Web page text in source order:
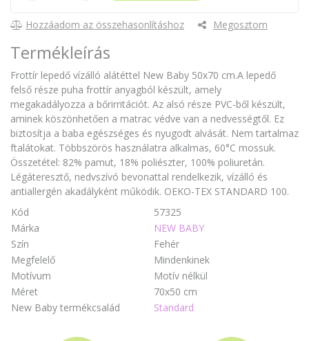
Hozzáadom az összehasonlításhoz Megosztom
Termékleírás
Frottír lepedő vízálló alátéttel New Baby 50x70 cm.A lepedő
felső része puha frottír anyagból készült, amely
megakadályozza a bőrirritációt. Az alsó része PVC-ből készült,
aminek köszönhetően a matrac védve van a nedvességtől. Ez
biztosítja a baba egészséges és nyugodt alvását. Nem tartalmaz
ftalátokat. Többszörös használatra alkalmas, 60°C mossuk.
Összetétel: 82% pamut, 18% poliészter, 100% poliuretán.
Légáteresztő, nedvszívó bevonattal rendelkezik, vízálló és
antiallergén akadályként működik. OEKO-TEX STANDARD 100.
Kód
57325
Márka
NEW BABY
Szín
Fehér
Megfelelő
Mindenkinek
Motívum
Motív nélkül
Méret
70x50 cm
New Baby termékcsalád
Standard